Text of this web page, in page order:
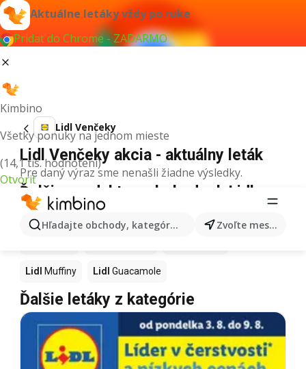
Aktuálne letáky vždy po ruke
Pridať do Chrome - ZADARMO
Kimbino
Všetky ponuky na jednom mieste
(14,1 tis. hodnotení)
Otvoriť
Hľadajte obchody, kategórie, produkty... Zvoľte mesto
Lidl Venčeky
Lidl Venčeky akcia - aktuálny leták
Pre daný výraz sme nenašli žiadne výsledky.
Ďalšie produkty v obchodoch Lidl
Lidl Muffiny Lidl Guacamole
Ďalšie letáky z kategórie